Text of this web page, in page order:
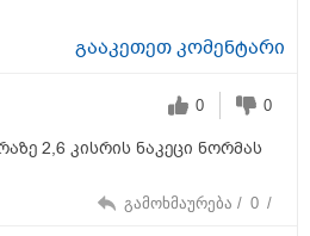
გააკეთეთ კომენტარი
0 0
2,6 კისრის ნაკეცი ნორმას
გამოხმაურება / 0 /